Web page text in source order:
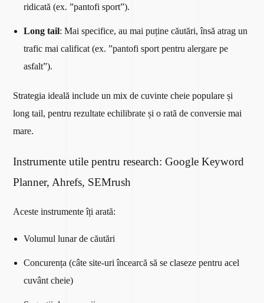
ridicată (ex. ”pantofi sport”).
Long tail: Mai specifice, au mai puține căutări, însă atrag un
trafic mai calificat (ex. ”pantofi sport pentru alergare pe
asfalt”).
Strategia ideală include un mix de cuvinte cheie populare și
long tail, pentru rezultate echilibrate și o rată de conversie mai
mare.
Instrumente utile pentru research: Google Keyword
Planner, Ahrefs, SEMrush
Aceste instrumente îți arată:
Volumul lunar de căutări
Concurența (câte site-uri încearcă să se claseze pentru acel
cuvânt cheie)